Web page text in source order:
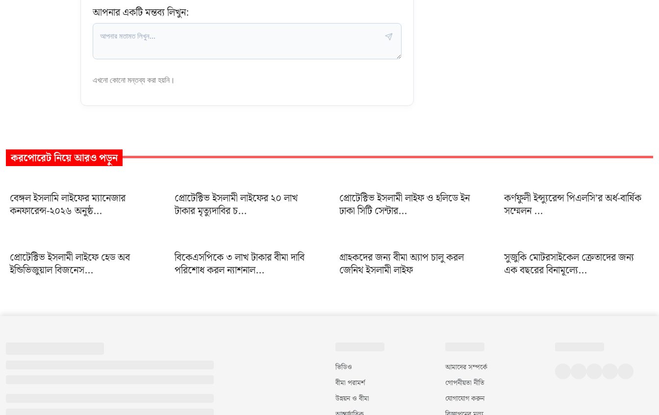
আপনার একটি মন্তব্য লিখুন:
এখনো কোনো মন্তব্য করা হয়নি।
করপোরেটনিয়ে আরও পড়ুন
বেঙ্গল ইসলামি লাইফের ম্যানেজার
কনফারেন্স-২০২৬ অনুষ্ঠ...
প্রোটেক্টিভ ইসলামী লাইফের ২০ লাখ
টাকার মৃত্যুদাবির চ...
প্রোটেক্টিভ ইসলামী লাইফ ও হলিডে ইন
ঢাকা সিটি সেন্টার...
কর্ণফুলী ইন্স্যুরেন্স পিএলসি’র অর্ধ-বার্ষিক
সম্মেলন ...
প্রোটেক্টিভ ইসলামী লাইফে হেড অব
ইন্ডিভিজুয়াল বিজনেস...
বিকেএসপিকে ৩ লাখ টাকার বীমা দাবি
পরিশোধ করল ন্যাশনাল...
গ্রাহকদের জন্য বীমা অ্যাপ চালু করল
জেনিথ ইসলামী লাইফ
সুজুকি মোটরসাইকেল ক্রেতাদের জন্য
এক বছরের বিনামূল্যে...
ভিডিও
বীমা পরামর্শ
উন্নয়ন ও বীমা
আমাদের সম্পর্কে
গোপনীয়তা নীতি
যোগাযোগ করুন